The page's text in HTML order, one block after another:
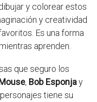
y colorear estos
y creatividad
Es una forma
aprenden.
que seguro los
, Bob Esponjay
tiene su